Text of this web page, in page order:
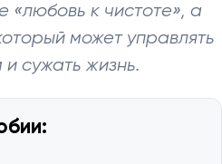
«любовь к чистоте», а
может управлять
сужать жизнь.